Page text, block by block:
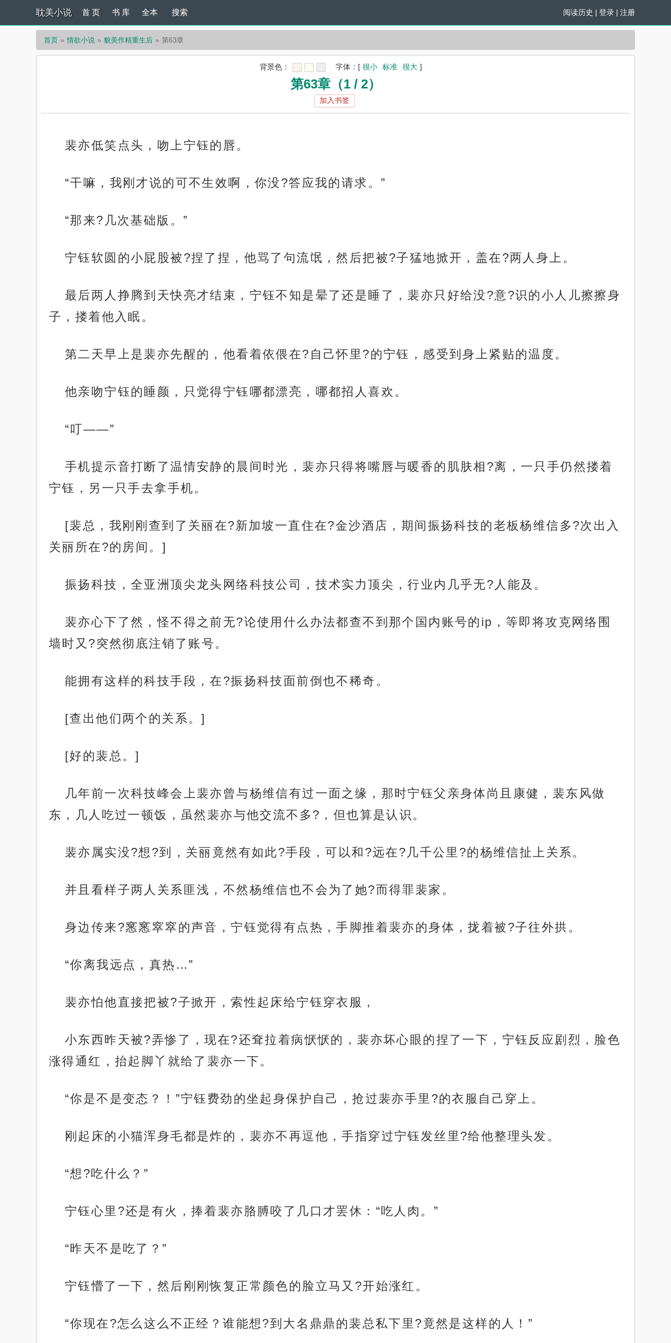
耽美小说 阅读历史 | 登录 | 注册
首 页 书 库 全本 搜索
首页 情欲小说 貌美作精重生后 第63章
背景色： 字体： [ 很小 标准 很大 ]
第63章（1 / 2）
加入书签
裴亦低笑点头，吻上宁钰的唇。
“干嘛，我刚才说的可不生效啊，你没?答应我的请求。”
“那来?几次基础版。”
宁钰软圆的小屁股被?捏了捏，他骂了句流氓，然后把被?子猛地掀开，盖在?两人身上。
最后两人挣腾到天快亮才结束，宁钰不知是晕了还是睡了，裴亦只好给没?意?识的小人儿擦擦身
子，搂着他入眠。
第二天早上是裴亦先醒的，他看着依偎在?自己怀里?的宁钰，感受到身上紧贴的温度。
他亲吻宁钰的睡颜，只觉得宁钰哪都漂亮，哪都招人喜欢。
“叮——”
手机提示音打断了温情安静的晨间时光，裴亦只得将嘴唇与暖香的肌肤相?离，一只手仍然搂着
宁钰，另一只手去拿手机。
[裴总，我刚刚查到了关丽在?新加坡一直住在?金沙酒店，期间振扬科技的老板杨维信多?次出入
关丽所在?的房间。]
振扬科技，全亚洲顶尖龙头网络科技公司，技术实力顶尖，行业内几乎无?人能及。
裴亦心下了然，怪不得之前无?论使用什么办法都查不到那个国内账号的ip，等即将攻克网络围
墙时又?突然彻底注销了账号。
能拥有这样的科技手段，在?振扬科技面前倒也不稀奇。
[查出他们两个的关系。]
[好的裴总。]
几年前一次科技峰会上裴亦曾与杨维信有过一面之缘，那时宁钰父亲身体尚且康健，裴东风做
东，几人吃过一顿饭，虽然裴亦与他交流不多?，但也算是认识。
裴亦属实没?想?到，关丽竟然有如此?手段，可以和?远在?几千公里?的杨维信扯上关系。
并且看样子两人关系匪浅，不然杨维信也不会为了她?而得罪裴家。
身边传来?窸窸窣窣的声音，宁钰觉得有点热，手脚推着裴亦的身体，拢着被?子往外拱。
“你离我远点，真热…”
裴亦怕他直接把被?子掀开，索性起床给宁钰穿衣服，
小东西昨天被?弄惨了，现在?还耷拉着病恹恹的，裴亦坏心眼的捏了一下，宁钰反应剧烈，脸色
涨得通红，抬起脚丫就给了裴亦一下。
“你是不是变态？！”宁钰费劲的坐起身保护自己，抢过裴亦手里?的衣服自己穿上。
刚起床的小猫浑身毛都是炸的，裴亦不再逗他，手指穿过宁钰发丝里?给他整理头发。
“想?吃什么？”
宁钰心里?还是有火，捧着裴亦胳膊咬了几口才罢休：“吃人肉。”
“昨天不是吃了？”
宁钰懵了一下，然后刚刚恢复正常颜色的脸立马又?开始涨红。
“你现在?怎么这么不正经？谁能想?到大名鼎鼎的裴总私下里?竟然是这样的人！”